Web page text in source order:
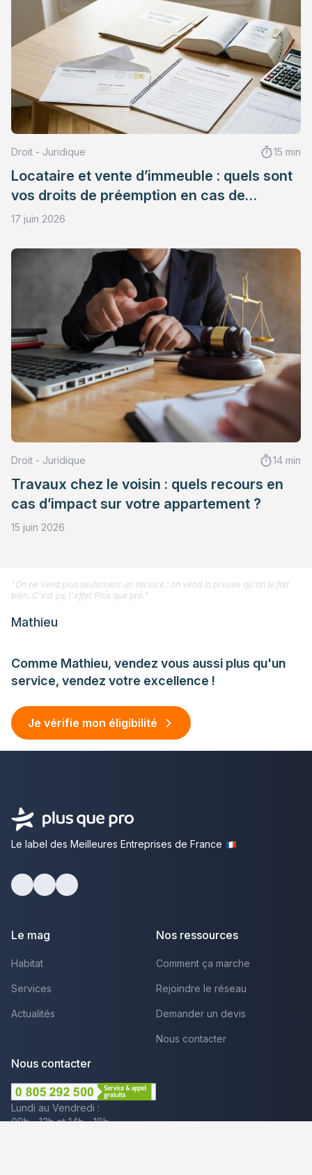
Droit - Juridique 15 min
Locataire et vente d’immeuble : quels sont
vos droits de préemption en cas de
succession ?
17 juin 2026
Droit - Juridique 14 min
Travaux chez le voisin : quels recours en
cas d’impact sur votre appartement ?
15 juin 2026
Comme Mathieu, vendez vous aussi plus qu'un
service, vendez votre excellence !
Je vérifie mon éligibilité
"On ne vend plus seulement un service : on vend la preuve qu'on le fait
bien. C'est ça, l'effet Plus que pro."
Mathieu
Le label des Meilleures Entreprises de France
Le mag
Habitat
Services
Actualités
Nos ressources
Comment ça marche
Rejoindre le réseau
Demander un devis
Nous contacter
Nous contacter
Lundi au Vendredi :
09h - 12h et 14h - 18h